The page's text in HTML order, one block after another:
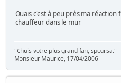
Ouais c'est à peu près ma réaction
chauffeur dans le mur.
"Chuis votre plus grand fan, spoursa."
Monsieur Maurice, 17/04/2006